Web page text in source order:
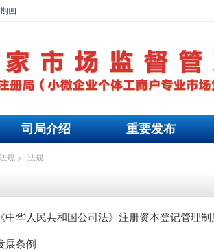
四
司局介绍 重要发布
规 > 法规
中华人民共和国公司法》注册资本登记管理
展条例